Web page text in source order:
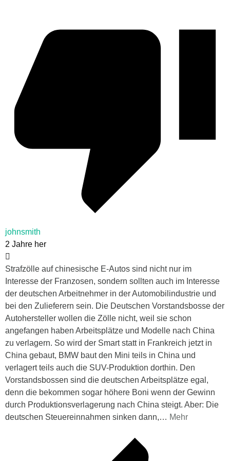
johnsmith
2 Jahre her
Strafzölle auf chinesische E-Autos sind nicht nur im
Interesse der Franzosen, sondern sollten auch im Interesse
der deutschen Arbeitnehmer in der Automobilindustrie und
bei den Zulieferern sein. Die Deutschen Vorstandsbosse der
Autohersteller wollen die Zölle nicht, weil sie schon
angefangen haben Arbeitsplätze und Modelle nach China
zu verlagern. So wird der Smart statt in Frankreich jetzt in
China gebaut, BMW baut den Mini teils in China und
verlagert teils auch die SUV-Produktion dorthin. Den
Vorstandsbossen sind die deutschen Arbeitsplätze egal,
denn die bekommen sogar höhere Boni wenn der Gewinn
durch Produktionsverlagerung nach China steigt. Aber: Die
deutschen Steuereinnahmen sinken dann,… Mehr